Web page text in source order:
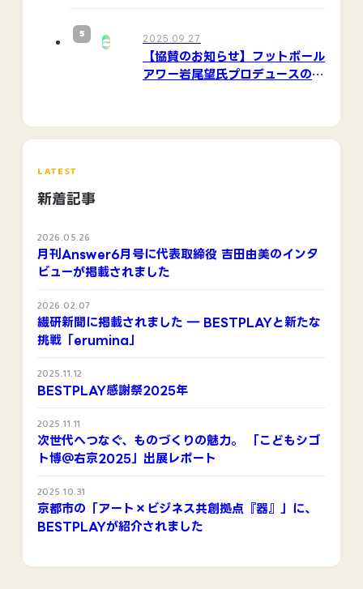
5 2025.09.27
【協賛のお知らせ】フットボール
アワー岩尾望氏プロデュースの音
ト
LATEST
新着記事
2026.05.26
月刊Answer6月号に代表取締役 吉田由美のインタ
ビューが掲載されました
2026.02.07
繊研新聞に掲載されました ― BESTPLAYと新たな
挑戦「erumina」
2025.11.12
BESTPLAY感謝祭2025年
2025.11.11
次世代へつなぐ、ものづくりの魅力。 「こどもシゴ
ト博＠右京2025」出展レポート
2025.10.31
京都市の「アート×ビジネス共創拠点『器』」に、
BESTPLAYが紹介されました